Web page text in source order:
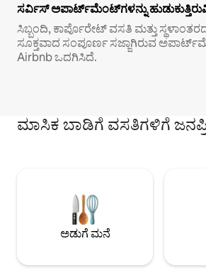
ಸರ್ವಿಸ್ ಅಪಾರ್ಟ್‌ಮೆಂಟ್‌ಗಳನ್ನು
ಸಿಬ್ಬಂದಿ, ಕಾರ್ಪೊರೇಟ್ ವಸತಿ ಮತ್ತು
ಸೂಕ್ತವಾದ ಸಂಪೂರ್ಣ ಸಜ್ಜಾಗಿರುವ
Airbnb ಒದಗಿಸಿದೆ.
ಮಾಸಿಕ ಬಾಡಿಗೆ ವಸತಿಗಳಿಗೆ
ಅಡುಗೆ ಮನೆ